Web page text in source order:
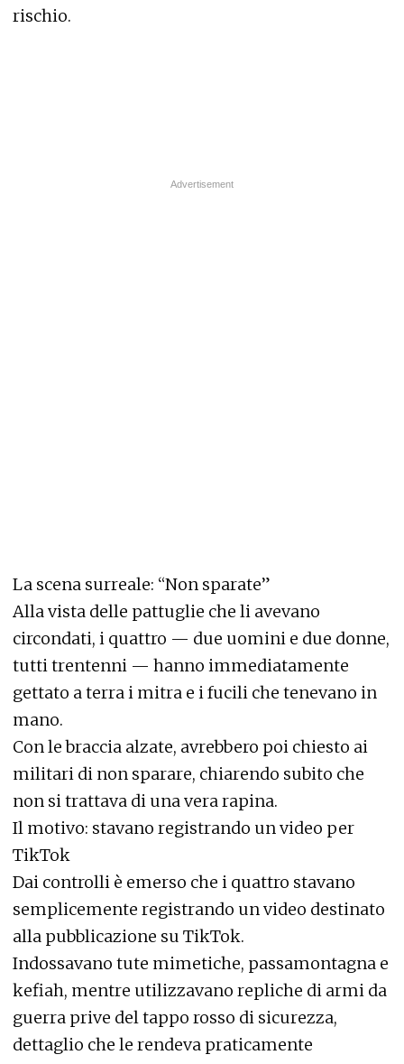
rischio.
La scena surreale: “Non sparate”
Alla vista delle pattuglie che li avevano
circondati, i quattro — due uomini e due donne,
tutti trentenni — hanno immediatamente
gettato a terra i mitra e i fucili che tenevano in
mano.
Con le braccia alzate, avrebbero poi chiesto ai
militari di non sparare, chiarendo subito che
non si trattava di una vera rapina.
Il motivo: stavano registrando un video per
TikTok
Dai controlli è emerso che i quattro stavano
semplicemente registrando un video destinato
alla pubblicazione su TikTok.
Indossavano tute mimetiche, passamontagna e
kefiah, mentre utilizzavano repliche di armi da
guerra prive del tappo rosso di sicurezza,
dettaglio che le rendeva praticamente